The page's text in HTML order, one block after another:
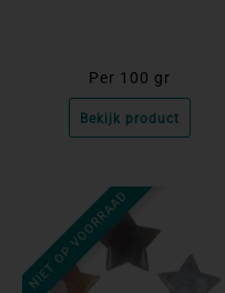
Per 100 gr
Bekijk product
NIET OP VOORRAAD